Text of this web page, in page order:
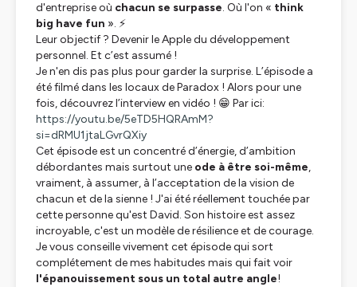
d'entreprise où chacun se surpasse. Où l'on « think
big have fun ». ⚡
Leur objectif ? Devenir le Apple du développement
personnel. Et c’est assumé !
Je n'en dis pas plus pour garder la surprise. L’épisode a
été filmé dans les locaux de Paradox ! Alors pour une
fois, découvrez l’interview en vidéo ! 😁 Par ici:
https://youtu.be/5eTD5HQRAmM?
si=dRMU1jtaLGvrQXiy
Cet épisode est un concentré d’énergie, d’ambition
débordantes mais surtout une ode à être soi-même,
vraiment, à assumer, à l’acceptation de la vision de
chacun et de la sienne ! J'ai été réellement touchée par
cette personne qu'est David. Son histoire est assez
incroyable, c'est un modèle de résilience et de courage.
Je vous conseille vivement cet épisode qui sort
complétement de mes habitudes mais qui fait voir
l'épanouissement sous un total autre angle!